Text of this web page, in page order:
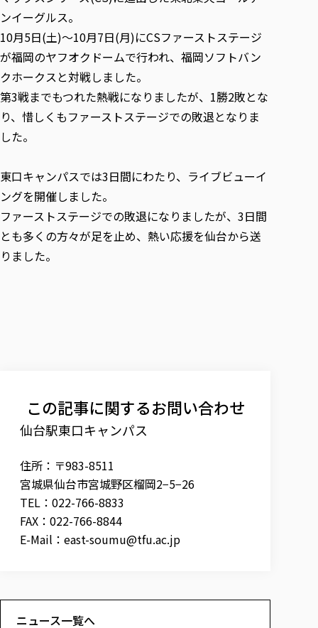
ICT教育
初年次教育（リエゾンゼミⅠ）
実学臨床教育（総合福祉学部のみ履修可能）
教育実践活動（教育学科学生のみ受講可能）
禅のこころ
教員紹介・業績
学びのサポート
学びのサポート
学費（学部学科）
授業料減免・奨学金等
学生自主活動支援
社会人学生の育児支援（一時預かり）
学生総合補償制度
スポーツ傷害保険
伝承講座「311『伝える／備える』次世代塾」
JICA草の根技術協力事業
被災地の子ども支援活動
研究所について
研究者のご紹介
ンイーグルス。
10月5日(土)～10月7日(月)にCSファーストステージ
が福岡のヤフオクドームで行われ、福岡ソフトバン
クホークスと対戦しました。
第3戦までもつれた熱戦になりましたが、1勝2敗とな
り、惜しくもファーストステージでの敗退となりま
した。
東口キャンパスでは3日間にわたり、ライブビューイ
ングを開催しました。
ファーストステージでの敗退になりましたが、3日間
とも多くの方々が足を止め、熱い応援を仙台から送
りました。
この記事に関するお問い合わせ
仙台駅東口キャンパス
住所：〒983-8511
宮城県仙台市宮城野区榴岡2−5−26
TEL：022-766-8833
FAX：022-766-8844
E-Mail： east-soumu@tfu.ac.jp
ニュース一覧へ